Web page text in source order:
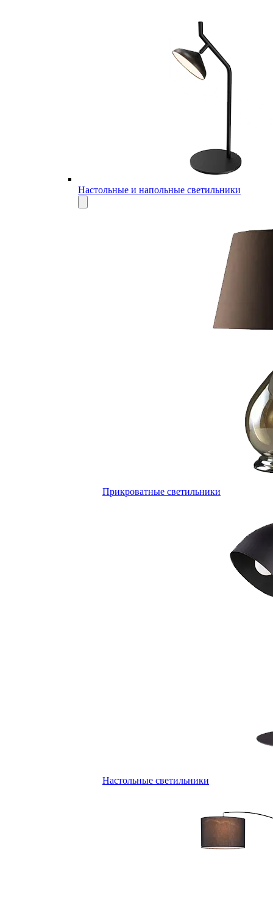
Настольные и напольные светильники
Прикроватные светильники
Настольные светильники